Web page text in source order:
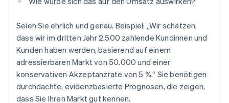
Seien Sie ehrlich und genau. Beispiel: „Wir schätzen,
dass wir im dritten Jahr 2.500 zahlende Kundinnen und
Kunden haben werden, basierend auf einem
adressierbaren Markt von 50.000 und einer
konservativen Akzeptanzrate von 5 %.“ Sie benötigen
durchdachte, evidenzbasierte Prognosen, die zeigen,
dass Sie Ihren Markt gut kennen.